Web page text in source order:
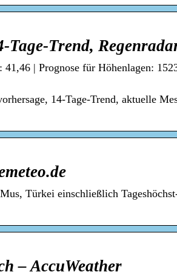
Tage-Trend,
| Prognose für Höhenlagen:
14-Tage-Trend, aktuelle
Türkei einschließlich
– AccuWeather